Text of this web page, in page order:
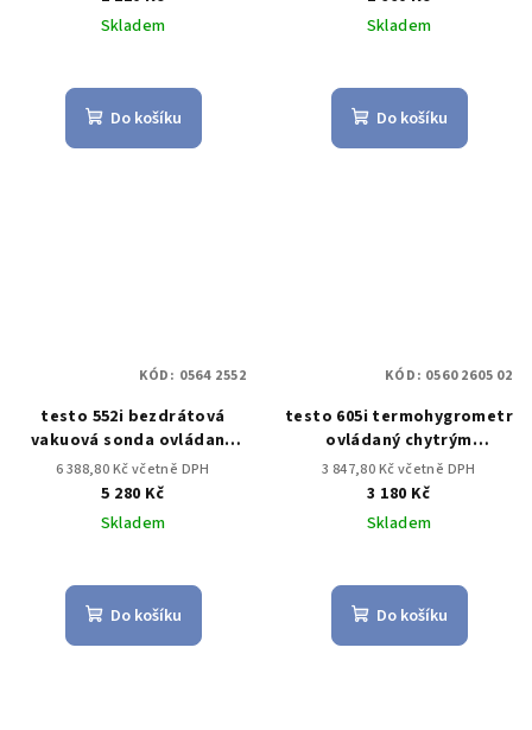
Skladem
Do košíku
Skladem
Do košíku
testo 552i bezdrátová
vakuová sonda ovládaná
aplikací
6 388,80 Kč včetně DPH
5 280 Kč
Skladem
Do košíku
KÓD: 0564 2552
testo 605i termohygrometr
ovládaný chytrým
telefonem
3 847,80 Kč včetně DPH
3 180 Kč
Skladem
Do košíku
KÓD: 0560 2605 02